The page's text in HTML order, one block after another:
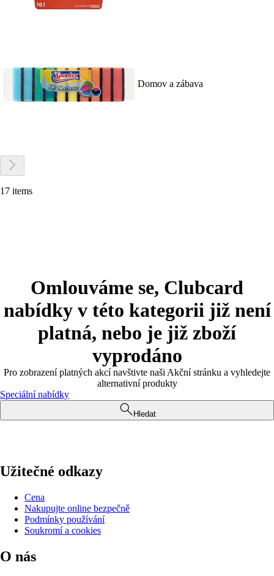
Domov a zábava
17 items
Omlouváme se, Clubcard
nabídky v této kategorii již není
platná, nebo je již zboží
vyprodáno
Pro zobrazení platných akcí navštivte naši Akční stránku a vyhledejte
alternativní produkty
Speciální nabídky
Hledat
Užitečné odkazy
Cena
Nakupujte online bezpečně
Podmínky používání
Soukromí a cookies
O nás